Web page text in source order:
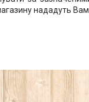
нададуть